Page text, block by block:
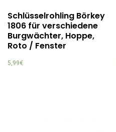
Schlüsselrohling Börkey
1806 für verschiedene
Burgwächter, Hoppe,
Roto / Fenster
5,99€